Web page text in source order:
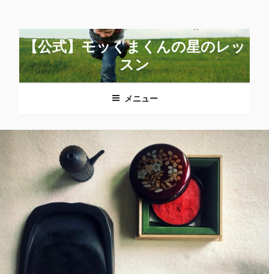
プ
【公式】モッくまくんの星のレッ
スン
メニュー